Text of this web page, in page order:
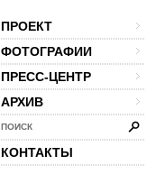
ПРОЕКТ
ФОТОГРАФИИ
ПРЕСС-ЦЕНТР
АРХИВ
ПОИСК
КОНТАКТЫ